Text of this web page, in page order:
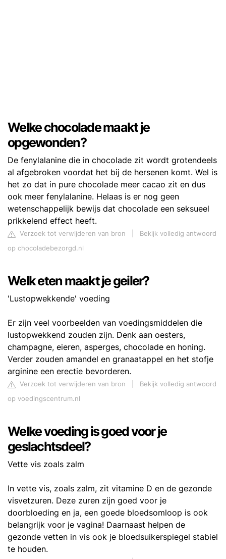
Welke chocolade maakt je
opgewonden?
De fenylalanine die in chocolade zit wordt grotendeels
al afgebroken voordat het bij de hersenen komt. Wel is
het zo dat in pure chocolade meer cacao zit en dus
ook meer fenylalanine. Helaas is er nog geen
wetenschappelijk bewijs dat chocolade een seksueel
prikkelend effect heeft.
Verzoek tot verwijderen van bron
Bekijk volledig antwoord
op chocoladebezorgd.nl
Welk eten maakt je geiler?
'Lustopwekkende' voeding
Er zijn veel voorbeelden van voedingsmiddelen die
lustopwekkend zouden zijn. Denk aan oesters,
champagne, eieren, asperges, chocolade en honing.
Verder zouden amandel en granaatappel en het stofje
arginine een erectie bevorderen.
Verzoek tot verwijderen van bron
Bekijk volledig antwoord
op voedingscentrum.nl
Welke voeding is goed voor je
geslachtsdeel?
Vette vis zoals zalm
In vette vis, zoals zalm, zit vitamine D en de gezonde
visvetzuren. Deze zuren zijn goed voor je
doorbloeding en ja, een goede bloedsomloop is ook
belangrijk voor je vagina! Daarnaast helpen de
gezonde vetten in vis ook je bloedsuikerspiegel stabiel
te houden.